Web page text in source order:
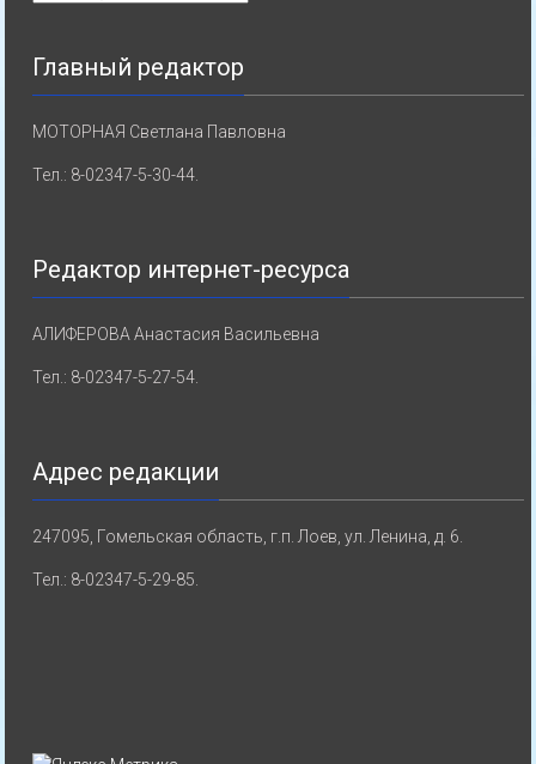
Главный редактор
МОТОРНАЯ Светлана Павловна
Тел.: 8-02347-5-30-44.
Редактор интернет-ресурса
АЛИФЕРОВА Анастасия Васильевна
Тел.: 8-02347-5-27-54.
Адрес редакции
247095, Гомельская область, г.п. Лоев, ул. Ленина, д. 6.
Тел.: 8-02347-5-29-85.